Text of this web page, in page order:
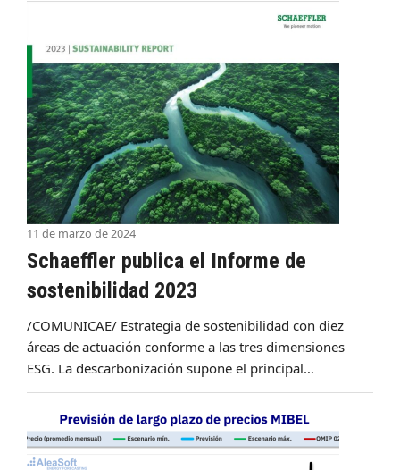
11 de marzo de 2024
Schaeffler publica el Informe de
sostenibilidad 2023
/COMUNICAE/ Estrategia de sostenibilidad con diez
áreas de actuación conforme a las tres dimensiones
ESG. La descarbonización supone el principal…